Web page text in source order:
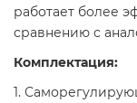
работает более
сравнению с
Комплектация:
1.